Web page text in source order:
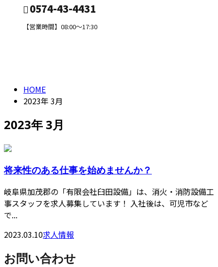
0574-43-4431
【営業時間】08:00～17:30
HOME
2023年 3月
2023年 3月
将来性のある仕事を始めませんか？
岐阜県加茂郡の「有限会社臼田設備」は、消火・消防設備工
事スタッフを求人募集しています！ 入社後は、可児市など
で...
2023.03.10求人情報
お問い合わせ